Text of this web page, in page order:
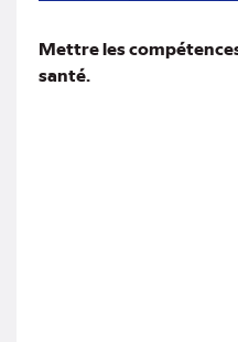
Mettre les
santé.